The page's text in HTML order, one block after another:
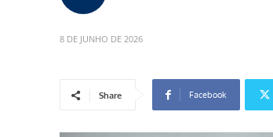
8 DE JUNHO DE 2026
Share Facebook